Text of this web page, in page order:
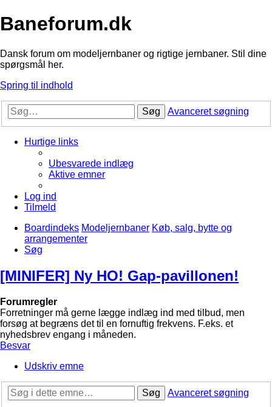
Baneforum.dk
Dansk forum om modeljernbaner og rigtige jernbaner. Stil dine
spørgsmål her.
Spring til indhold
Søg Avanceret søgning
Hurtige links
Ubesvarede indlæg
Aktive emner
Log ind
Tilmeld
Boardindeks Modeljernbaner Køb, salg, bytte og
arrangementer
Søg
[MINIFER] Ny HO! Gap-pavillonen!
Forumregler
Forretninger må gerne lægge indlæg ind med tilbud, men
forsøg at begræns det til en fornuftig frekvens. F.eks. et
nyhedsbrev engang i måneden.
Besvar
Udskriv emne
Søg
Avanceret søgning